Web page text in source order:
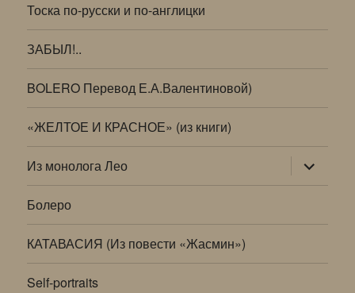
Тоска по-русски и по-англицки
ЗАБЫЛ!..
BOLERO Перевод Е.А.Валентиновой)
«ЖЕЛТОЕ И КРАСНОЕ» (из книги)
Из монолога Лео раскрыть
дочернее
меню
Болеро
КАТАВАСИЯ (Из повести «Жасмин»)
Self-portraits